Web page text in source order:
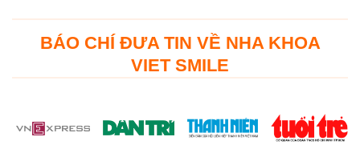
BÁO CHÍ ĐƯA TIN VỀ NHA KHOA
VIET SMILE